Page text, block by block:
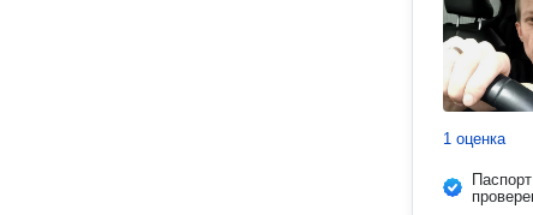
1 оценка
Паспорт